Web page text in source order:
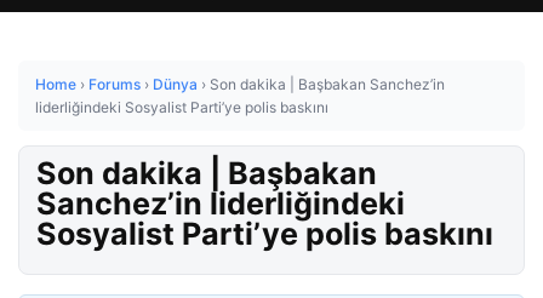
Home › Forums › Dünya › Son dakika | Başbakan Sanchez’in
liderliğindeki Sosyalist Parti’ye polis baskını
Son dakika | Başbakan
Sanchez’in liderliğindeki
Sosyalist Parti’ye polis baskını